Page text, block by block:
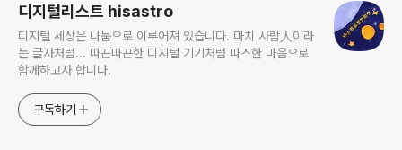
디지털리스트 hisastro
디지털 세상은 나눔으로 이루어져 있습니다. 마치 사람人이라
는 글자처럼... 따끈따끈한 디지털 기기처럼 따스한 마음으로
함께하고자 합니다.
구독하기